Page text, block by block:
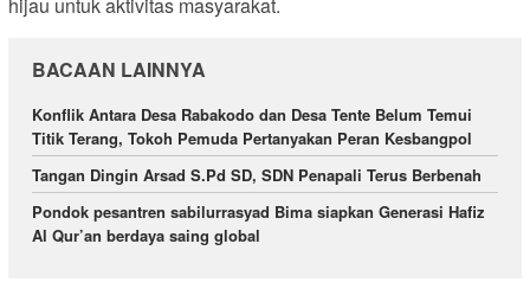
BACAAN LAINNYA
Konflik Antara Desa Rabakodo dan Desa Tente Belum Temui
Titik Terang, Tokoh Pemuda Pertanyakan Peran Kesbangpol
Tangan Dingin Arsad S.Pd SD, SDN Penapali Terus Berbenah
Pondok pesantren sabilurrasyad Bima siapkan Generasi Hafiz
Al Qur’an berdaya saing global